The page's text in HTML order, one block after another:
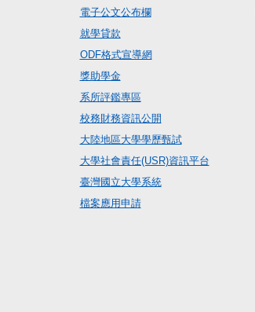
電子公文公布欄
就學貸款
ODF格式宣導網
獎助學金
系所評鑑專區
校務財務資訊公開
大陸地區大學學歷甄試
大學社會責任(USR)資訊平台
臺灣國立大學系統
檔案應用申請